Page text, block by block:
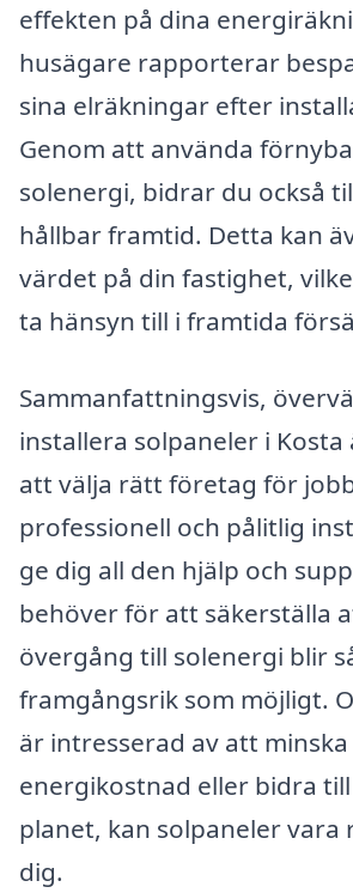
effekten på dina
husägare rapporterar
sina elräkningar efter
Genom att använda
solenergi, bidrar du också
hållbar framtid. Detta kan
värdet på din fastighet,
ta hänsyn till i framtida
Sammanfattningsvis,
installera solpaneler i
att välja rätt företag för
professionell och pålitlig
ge dig all den hjälp och
behöver för att säkerställa
övergång till solenergi blir
framgångsrik som möjligt.
är intresserad av att
energikostnad eller bidra
planet, kan solpaneler vara
dig.